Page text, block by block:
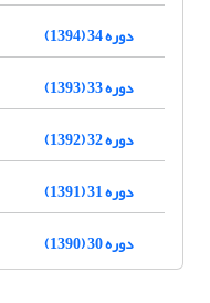
دوره 34 (1394)
دوره 33 (1393)
دوره 32 (1392)
دوره 31 (1391)
دوره 30 (1390)